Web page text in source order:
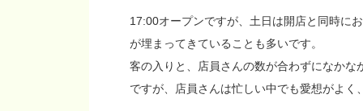
17:00オープンですが、土日は開店と同時に
が埋まってきていることも多いです。
客の入りと、店員さんの数が合わずになかな
ですが、店員さんは忙しい中でも愛想がよく